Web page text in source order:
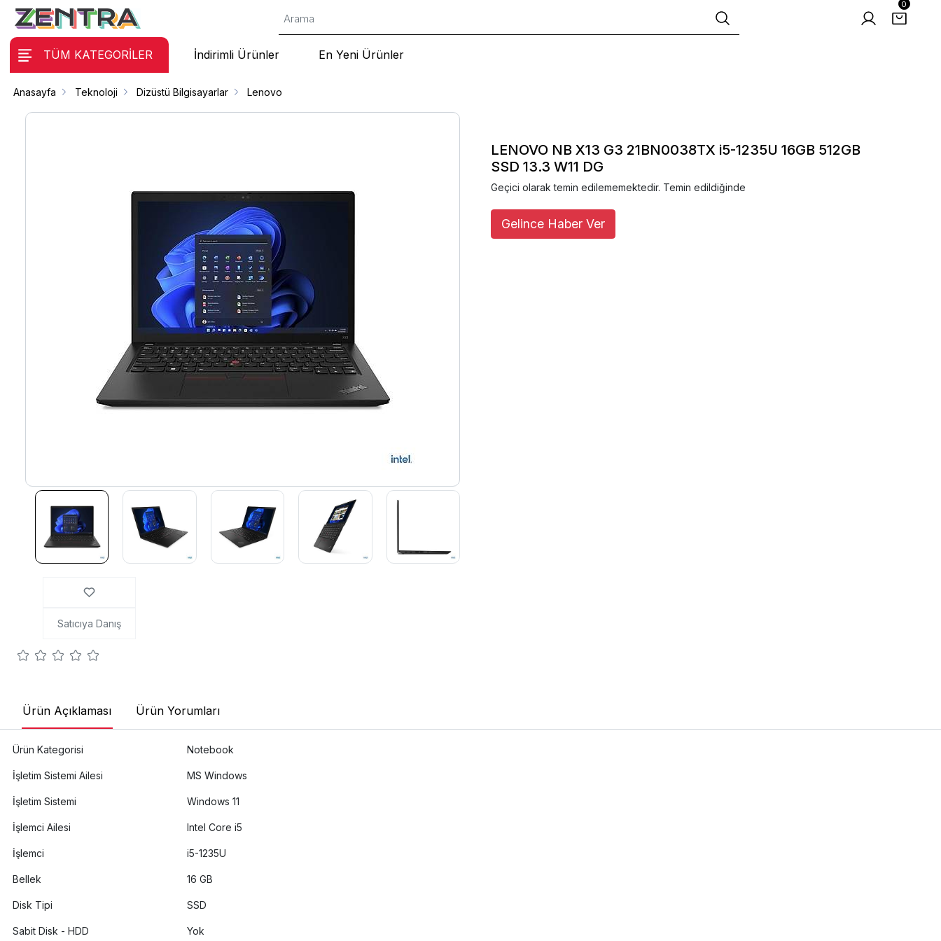
0
TÜM KATEGORİLER İndirimli Ürünler En Yeni Ürünler
Anasayfa Teknoloji Dizüstü Bilgisayarlar Lenovo
LENOVO NB X13 G3 21BN0038TX i5-1235U 16GB 512GB
SSD 13.3 W11 DG
Geçici olarak temin edilememektedir. Temin edildiğinde
Gelince Haber Ver
Satıcıya Danış
Ürün Açıklaması Ürün Yorumları
Ürün Kategorisi Notebook
İşletim Sistemi Ailesi MS Windows
İşletim Sistemi Windows 11
İşlemci Ailesi Intel Core i5
İşlemci i5-1235U
Bellek 16 GB
Disk Tipi SSD
Sabit Disk - HDD Yok